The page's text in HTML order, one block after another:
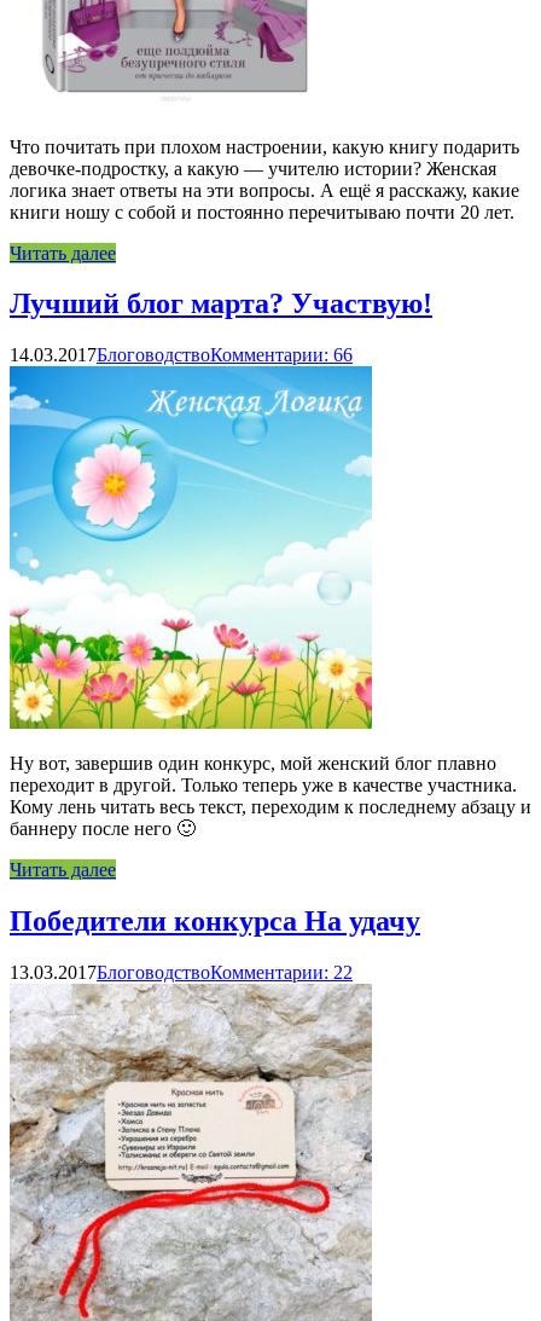
Что почитать при плохом настроении, какую книгу подарить
девочке-подростку, а какую — учителю истории? Женская
логика знает ответы на эти вопросы. А ещё я расскажу, какие
книги ношу с собой и постоянно перечитываю почти 20 лет.
Читать далее
Лучший блог марта? Участвую!
14.03.2017БлоговодствоКомментарии: 66
Ну вот, завершив один конкурс, мой женский блог плавно
переходит в другой. Только теперь уже в качестве участника.
Кому лень читать весь текст, переходим к последнему абзацу и
баннеру после него 🙂
Читать далее
Победители конкурса На удачу
13.03.2017БлоговодствоКомментарии: 22